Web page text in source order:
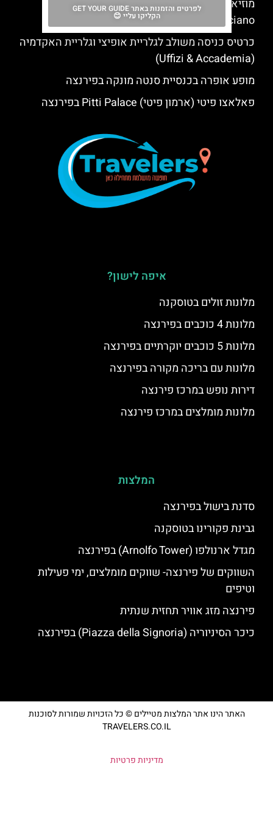
מוזיאון הכדורגל של פירנצה (Italian Football
Museum Coverciano)
כרטיס כניסה משולב לגלריית אופיצי וגלריית האקדמיה
(Uffizi & Accademia)
מופע אופרה בכנסיית סנטה מונקה בפירנצה
פאלאצו פיטי (ארמון פיטי) Pitti Palace בפירנצה
איפה לישון?
מלונות זולים בטוסקנה
מלונות 4 כוכבים בפירנצה
מלונות 5 כוכבים יוקרתיים בפירנצה
מלונות עם בריכה מקורה בפירנצה
דירות נופש במרכז פירנצה
מלונות מומלצים במרכז פירנצה
המלצות
סדנת בישול בפירנצה
גבינת פקורינו בטוסקנה
מגדל ארנולפו (Arnolfo Tower) בפירנצה
השווקים של פירנצה- שווקים מומלצים, ימי פעילות
וטיפים
פירנצה מזג אוויר תחזית שנתית
כיכר הסיניוריה (Piazza della Signoria) בפירנצה
האתר הינו אתר המלצות מטיילים © כל הזכויות שמורות לסוכנות
TRAVELERS.CO.IL
מדיניות פרטיות
לפרטים והזמנות באתר GET YOUR GUIDE
הקליקו עליי 😊